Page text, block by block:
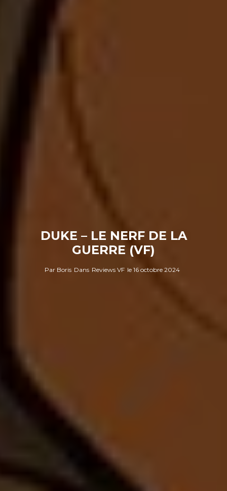
DUKE – LE NERF DE LA
GUERRE (VF)
Par Boris Dans Reviews VF le 16 octobre 2024